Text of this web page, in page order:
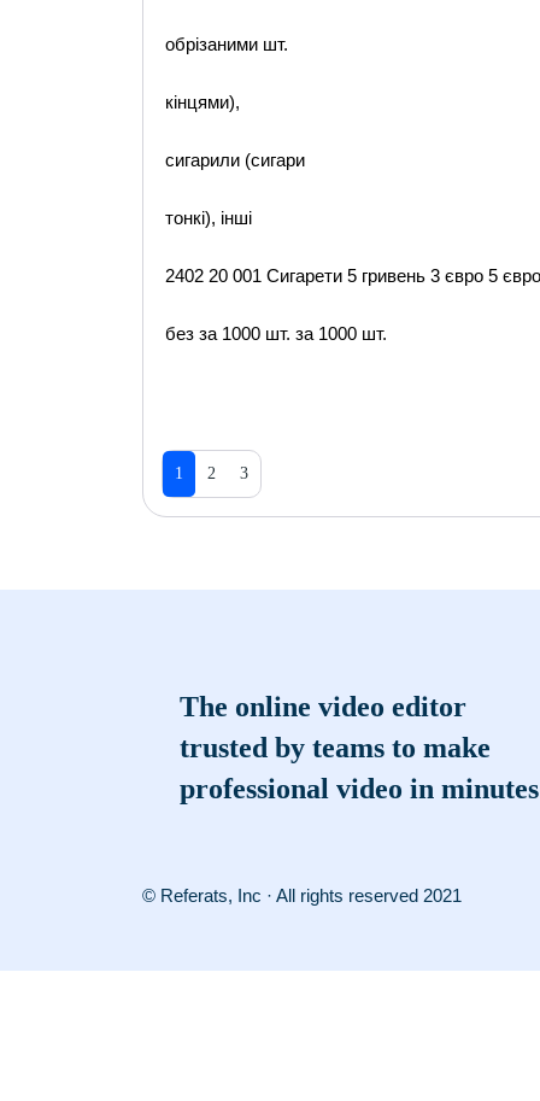
обрізаними шт.
кінцями),
сигарили (сигари
тонкі), інші
2402 20 001 Сигарети 5 гривень 3 євро 5
без за 1000 шт. за 1000 шт.
1 2 3
The online video editor
trusted by teams to make
professional video in minutes
© Referats, Inc · All rights reserved 2021